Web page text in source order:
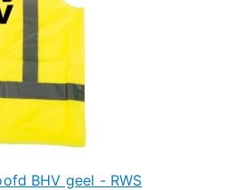
BHV geel - RWS